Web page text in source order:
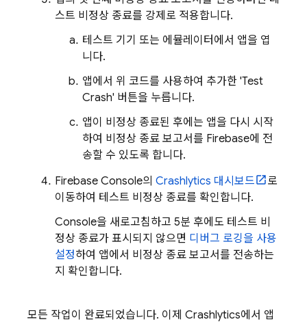
스트 비정상 종료를 강제로 적용합니다.
테스트 기기 또는 에뮬레이터에서 앱을 엽
니다.
앱에서 위 코드를 사용하여 추가한 'Test
Crash' 버튼을 누릅니다.
앱이 비정상 종료된 후에는 앱을 다시 시작
하여 비정상 종료 보고서를 Firebase에 전
송할 수 있도록 합니다.
Firebase Console의 Crashlytics 대시보드
로
이동하여 테스트 비정상 종료를 확인합니다.
Console을 새로고침하고 5분 후에도 테스트 비
정상 종료가 표시되지 않으면 디버그 로깅을 사용
설정하여 앱에서 비정상 종료 보고서를 전송하는
지 확인합니다.
모든 작업이 완료되었습니다. 이제 Crashlytics에서 앱